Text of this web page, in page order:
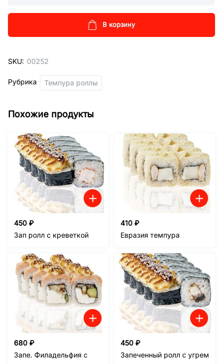
со
крабом
во
В корзину
SKU: 00252
Рубрика Темпура роллы
Похожие продукты
450 ₽
Зап ролл с креветкой
410 ₽
Евразия темпура
680 ₽
Запе. Филадельфия с
450 ₽
Запеченный ролл с угрем